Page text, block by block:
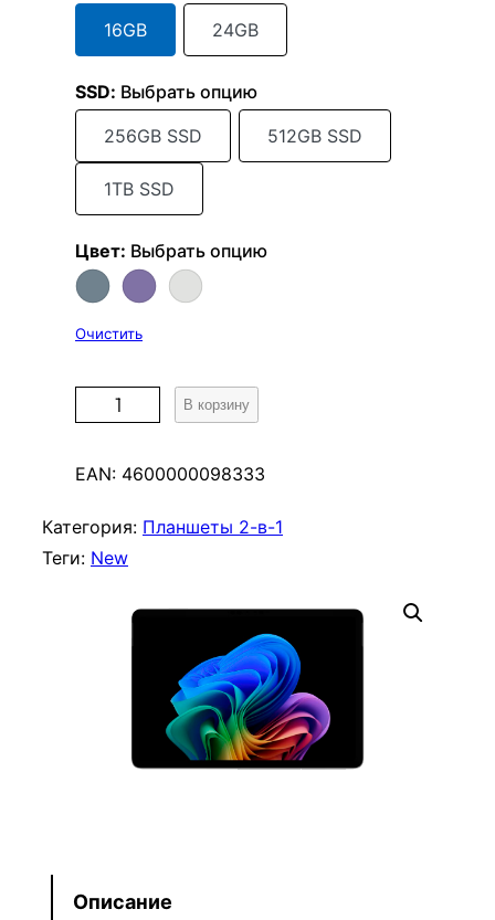
16GB
24GB
SSD: Выбрать опцию
256GB SSD
512GB SSD
1TB SSD
Цвет: Выбрать опцию
Очистить
л
ч
е
S
В корзину
EAN: 4600000098333
Категория: Планшеты 2-в-1
Теги: New
Описание